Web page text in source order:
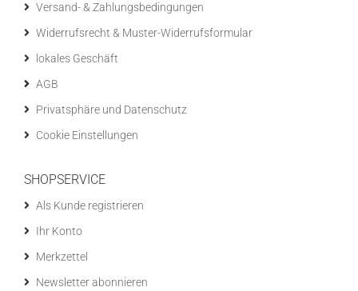
Versand- & Zahlungsbedingungen
Widerrufsrecht & Muster-Widerrufsformular
lokales Geschäft
AGB
Privatsphäre und Datenschutz
Cookie Einstellungen
SHOPSERVICE
Als Kunde registrieren
Ihr Konto
Merkzettel
Newsletter abonnieren